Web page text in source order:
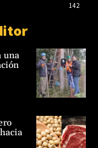
142
una